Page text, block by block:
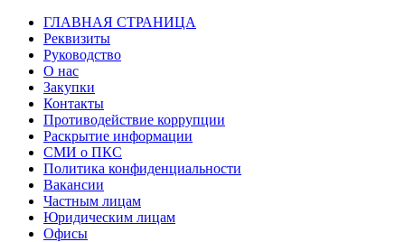
ГЛАВНАЯ СТРАНИЦА
Реквизиты
Руководство
О нас
Закупки
Контакты
Противодействие коррупции
Раскрытие информации
СМИ о ПКС
Политика конфиденциальности
Вакансии
Частным лицам
Юридическим лицам
Офисы